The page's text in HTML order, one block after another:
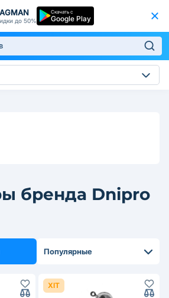
до 50%
Скачать с
Google Play
бренда Dnipro
Популярные
ХІТ